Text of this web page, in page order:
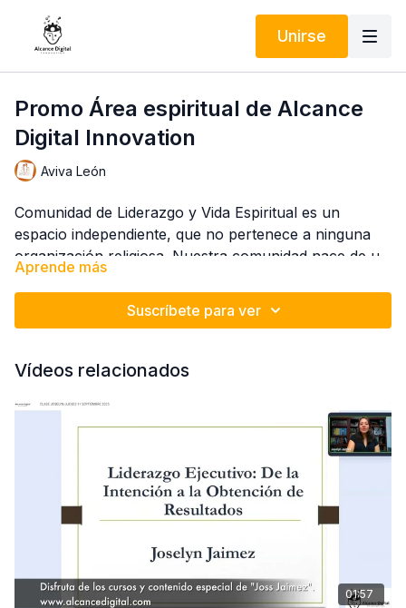
Unirse
Promo Área espiritual de Alcance
Digital Innovation
Aviva León
Comunidad de Liderazgo y Vida Espiritual es un
espacio independiente, que no pertenece a ninguna
organización religiosa. Nuestra comunidad nace de un
deseo genuino de crecimiento personal y espiritual,
sin ataduras ni afiliaciones institucionales. Además,
muy pronto estaremos presentando un cambio que
¡Estamos emocionados por lo que viene y esperamos
Aprende más
Suscríbete para ver
Vídeos relacionados
01:57